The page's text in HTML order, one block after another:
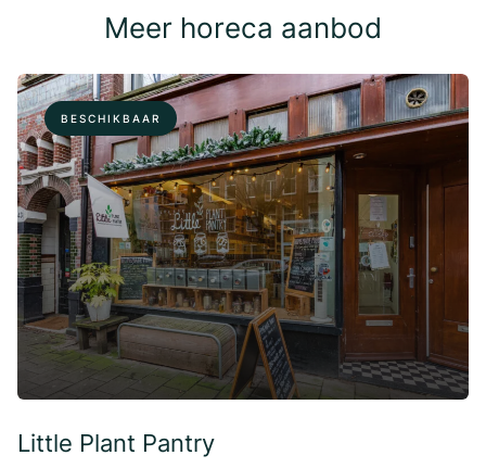
Meer horeca aanbod
BESCHIKBAAR
Little Plant Pantry